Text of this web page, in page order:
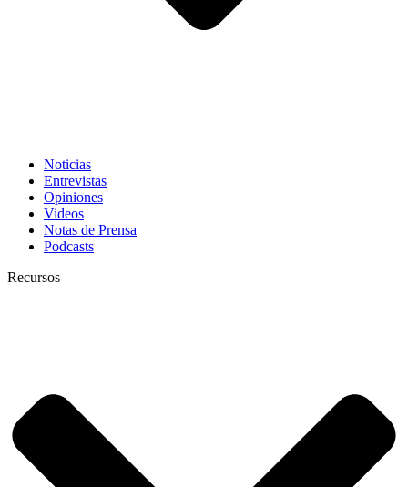
Noticias
Entrevistas
Opiniones
Videos
Notas de Prensa
Podcasts
Recursos